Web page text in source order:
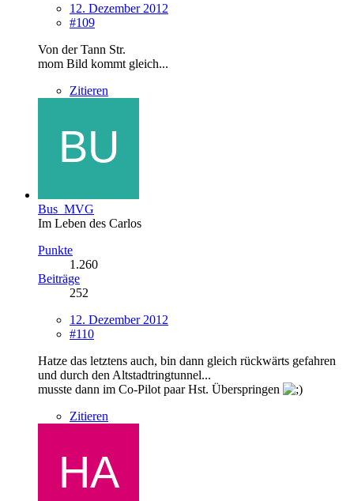
12. Dezember 2012
#109
Von der Tann Str.
mom Bild kommt gleich...
Zitieren
Bus_MVG
Im Leben des Carlos
Punkte
1.260
Beiträge
252
12. Dezember 2012
#110
Hatze das letztens auch, bin dann gleich rückwärts gefahren
und durch den Altstadtringtunnel...
musste dann im Co-Pilot paar Hst. Überspringen
Zitieren